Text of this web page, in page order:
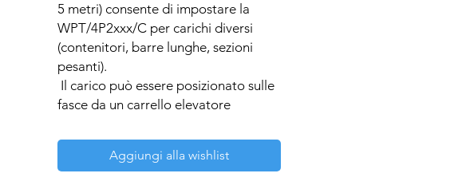
5 metri) consente di impostare la
WPT/4P2xxx/C per carichi diversi
(contenitori, barre lunghe, sezioni
pesanti).
fasce da un carrello elevatore
WPT/4P2xxx/H sono realizzate in
versione in acciaio inossidabile.
Aggiungi alla wishlist